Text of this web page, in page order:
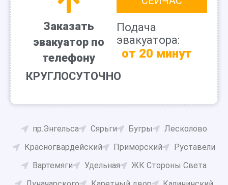
Заказать
эвакуатор по
телефону
КРУГЛОСУТОЧНО
Подача
эвакуатора:
от 20 минут
пр.Энгельса Сярьги Бугры
Лесколово
Красногвардейский
Приморский
Руставели
Вартемяги
Удельная
ЖК Стороны Света